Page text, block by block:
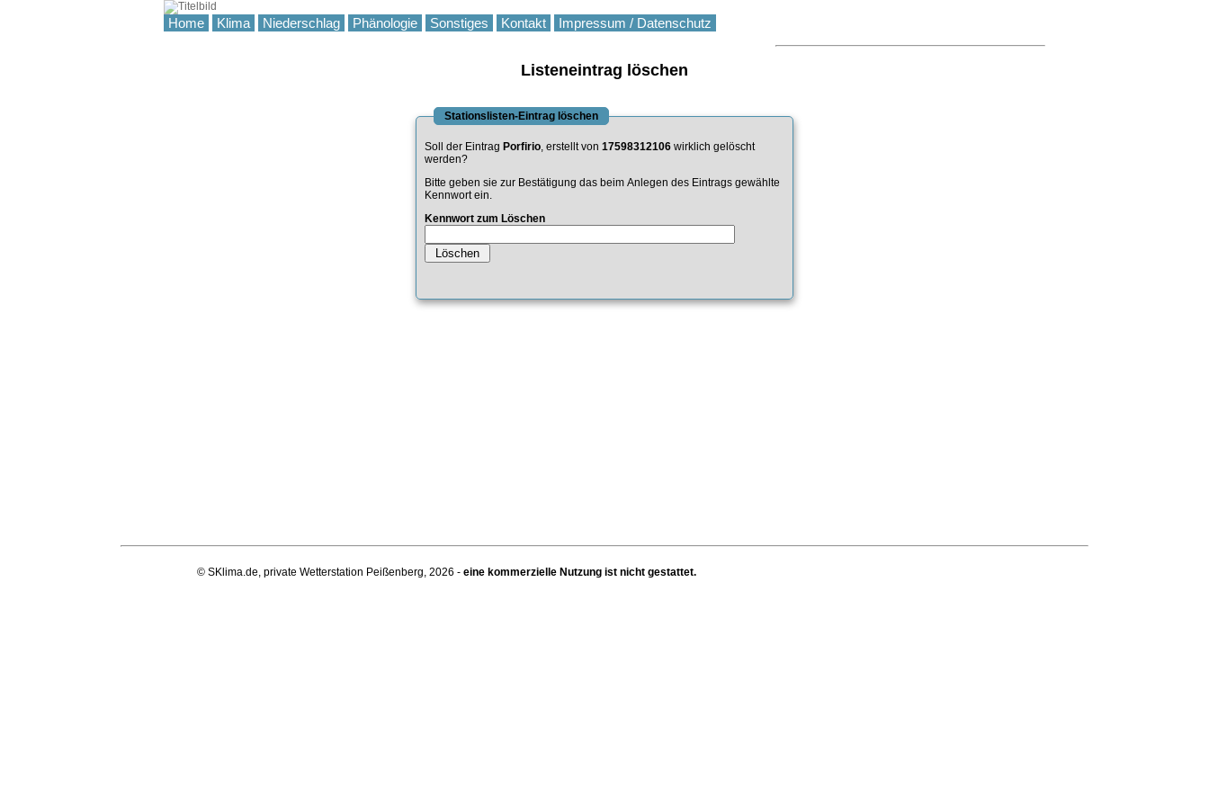
Home Klima Niederschlag Phänologie Sonstiges Kontakt Impressum / Datenschutz
Listeneintrag löschen
Stationslisten-Eintrag löschen
Soll der Eintrag Porfirio, erstellt von 17598312106 wirklich gelöscht
werden?
Bitte geben sie zur Bestätigung das beim Anlegen des Eintrags gewählte
Kennwort ein.
Kennwort zum Löschen
© SKlima.de, private Wetterstation Peißenberg, 2026 - eine kommerzielle Nutzung ist nicht gestattet.